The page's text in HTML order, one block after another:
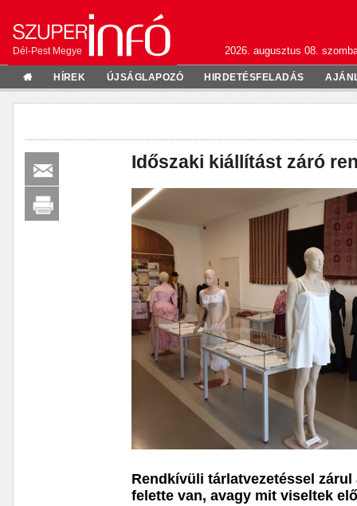
Dél-Pest Megye 2026. augusztus 08.
HÍREK ÚJSÁGLAPOZÓ HIRDETÉSFELADÁS
Időszaki kiállítást záró
Rendkívüli tárlatvezetéssel
felette van, avagy mit viseltek